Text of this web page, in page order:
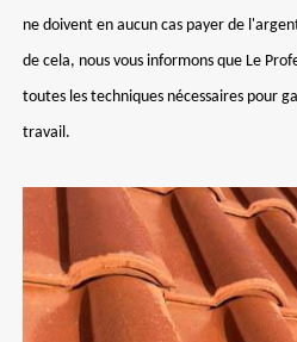
ne doivent en aucun cas payer de
de cela, nous vous informons que Le
toutes les techniques nécessaires pour
travail.